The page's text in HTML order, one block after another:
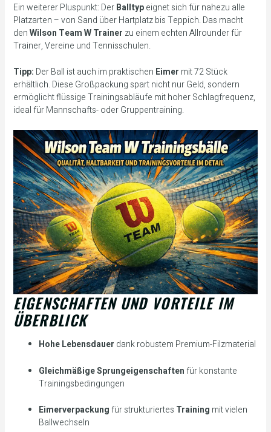
Ein weiterer Pluspunkt: DerBalltypeignet sich für nahezu alle
Platzarten – von Sand über Hartplatz bis Teppich. Das macht
denWilson Team W Trainer zu einem echten Allrounder für
Trainer, Vereine und Tennisschulen.
Tipp: Der Ball ist auch im praktischen Eimer mit 72 Stück
erhältlich. Diese Großpackung spart nicht nur Geld, sondern
ermöglicht flüssige Trainingsabläufe mit hoher Schlagfrequenz,
ideal für Mannschafts- oder Gruppentraining.
EIGENSCHAFTEN UND VORTEILE IM
ÜBERBLICK
Hohe Lebensdauer dank robustem Premium-Filzmaterial
Gleichmäßige Sprungeigenschaftenfür konstante
Trainingsbedingungen
Eimerverpackungfür strukturiertes Training mit vielen
Ballwechseln